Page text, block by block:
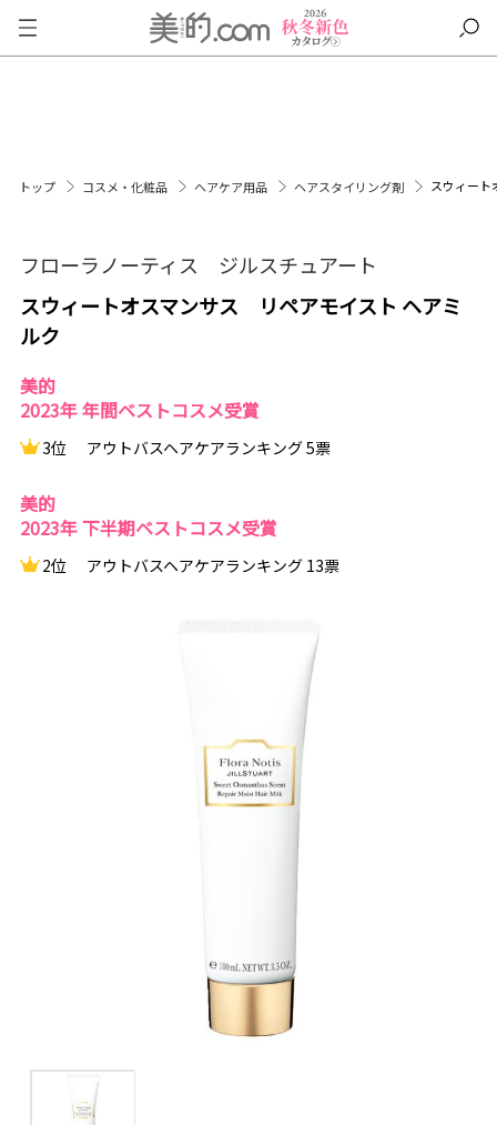
トップ コスメ・化粧品 ヘアケア用品 ヘアスタイリング剤 スウィー
フローラノーティス ジルスチュアート
スウィートオスマンサス リペアモイスト ヘアミ
ルク
美的
2023年 年間ベストコスメ受賞
3位 アウトバスヘアケアランキング 5票
美的
2023年 下半期ベストコスメ受賞
2位 アウトバスヘアケアランキング 13票